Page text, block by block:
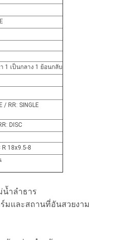
1 เป็นกลาง 1 ย้อนกลับ
/ RR: SINGLE
DISC
R 18x9.5-8
ำลำธาร
มและสถานที่อันสวยงาม